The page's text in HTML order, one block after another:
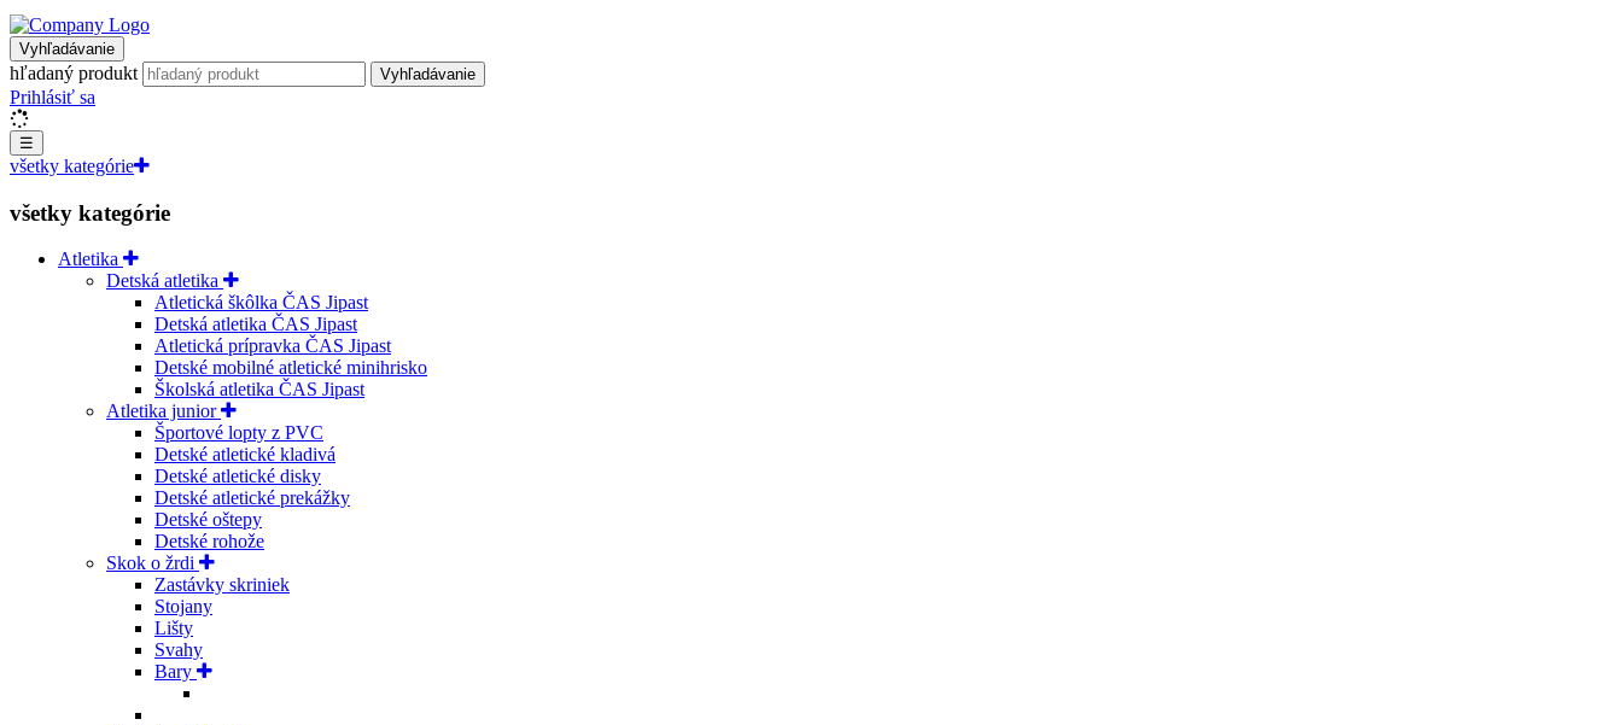
Vyhľadávanie
hľadaný produkt Vyhľadávanie
Prihlásiť sa
☰
všetky kategórie
všetky kategórie
Atletika
Detská atletika
Atletická škôlka ČAS Jipast
Detská atletika ČAS Jipast
Atletická prípravka ČAS Jipast
Detské mobilné atletické minihrisko
Školská atletika ČAS Jipast
Atletika junior
Športové lopty z PVC
Detské atletické kladivá
Detské atletické disky
Detské atletické prekážky
Detské oštepy
Detské rohože
Skok o žrdi
Zastávky skriniek
Stojany
Lišty
Svahy
Bary